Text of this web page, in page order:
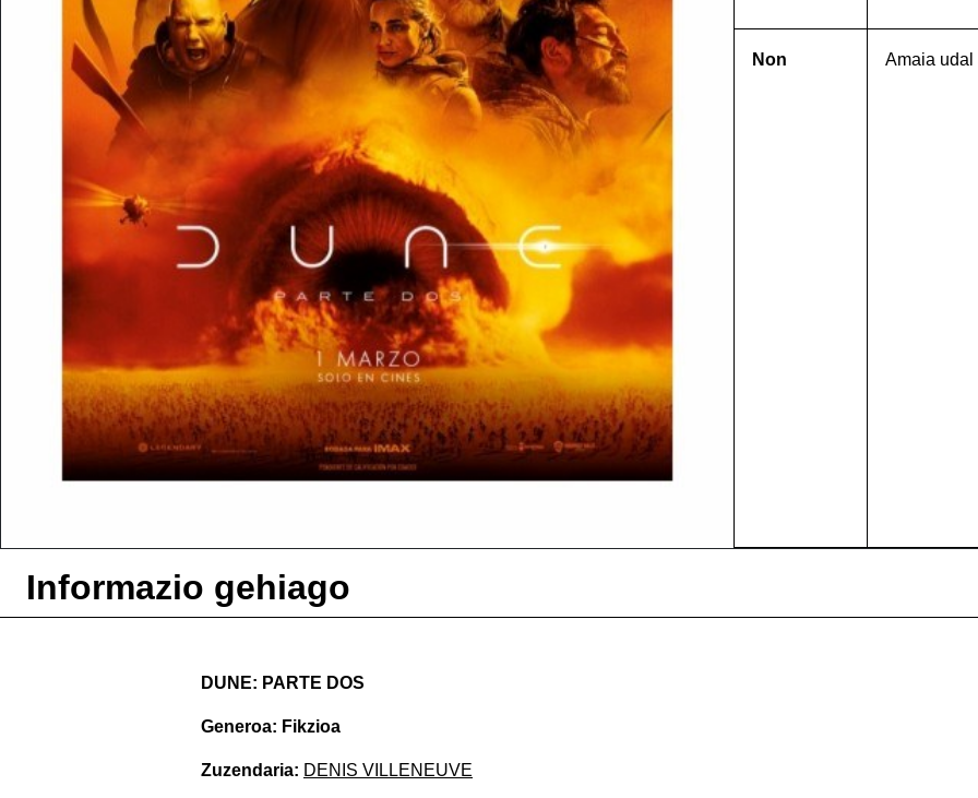
Non Amaia udal
Informazio gehiago
DUNE: PARTE DOS
Generoa: Fikzioa
Zuzendaria: DENIS VILLENEUVE